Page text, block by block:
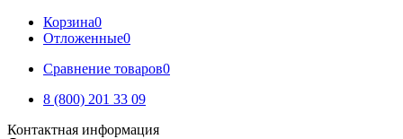
Корзина0
Отложенные0
Сравнение товаров0
8 (800) 201 33 09
Контактная информация